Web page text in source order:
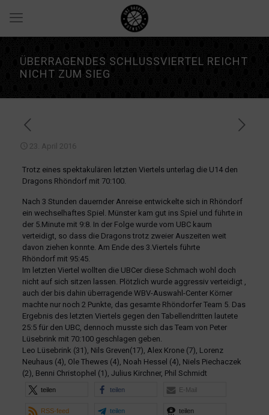
ÜBERRAGENDES SCHLUSSVIERTEL REICHT
NICHT ZUM SIEG
23. April 2016
Trotz eines spektakulären letzten Viertels unterlag die U14 den
Dragons Rhöndorf mit 70:100.
Nach 3 Stunden dauernder Anreise entwickelte sich in Rhöndorf
ein wechselhaftes Spiel. Münster kam gut ins Spiel und führte in
der 5.Minute mit 9:8. In der Folge wurde vom UBC kaum
verteidigt, so dass die Dragons trotz zweier Auszeiten weit
davon ziehen konnte. Am Ende des 3.Viertels führte
Rhöndorf mit 95:45.
Im letzten Viertel wollten die UBCer diese Schmach wohl doch
nicht auf sich sitzen lassen. Plötzlich wurde aggressiv verteidigt ,
auch der bis dahin überragende WBV-Auswahl-Center Körner
machte nur noch 2 Punkte, das gesamte Rhöndorfer Team 5. Das
Ergebnis des letzten Viertels gegen den Tabellendritten lautete
25:5 für den UBC, dennoch musste sich das Team von Peter
Lüsebrink mit 70:100 geschlagen geben.
Leo Lüsebrink (31), Nils Greven(17), Alex Krone (7), Lorenz
Neuhaus (4), Ole Thewes (4), Noah Hessel (4), Niels Piechaczek
(2), Benni Christophel (1), Julius Kirchner, Phil Schmidt
teilen teilen E-Mail
RSS-feed teilen teilen